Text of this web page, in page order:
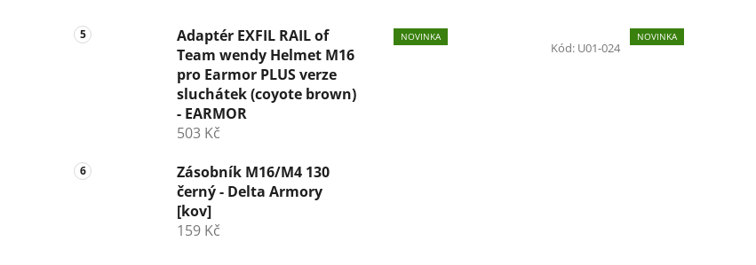
Adaptér EXFIL RAIL of
Team wendy Helmet M16
pro Earmor PLUS verze
sluchátek (coyote brown)
- EARMOR
503 Kč
Zásobník M16/M4 130
černý - Delta Armory
[kov]
159 Kč
NOVINKA
Kód: U01-024
NOVINKA